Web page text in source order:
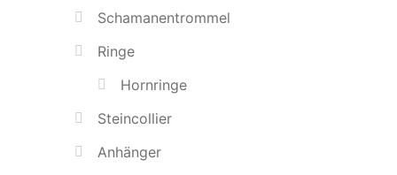
Schamanentrommel
Ringe
Hornringe
Steincollier
Anhänger